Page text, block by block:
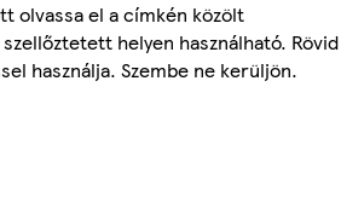
olvassa el a címkén közölt
helyen használható. Rövid
használja. Szembe ne kerüljön.